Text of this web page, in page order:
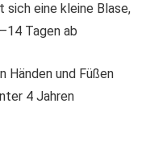
sich eine kleine Blase,
Tagen ab
Händen und Füßen
4 Jahren